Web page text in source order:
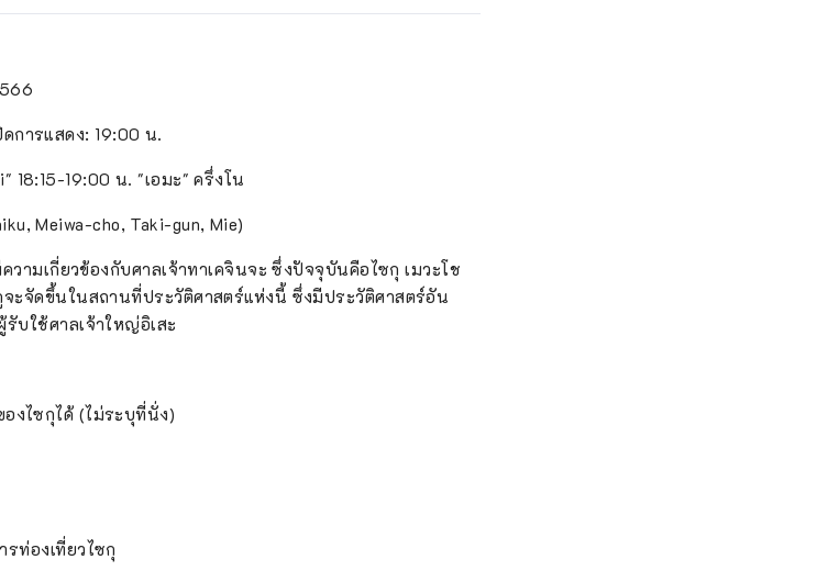
การแสดง: 19:00 น.
18:15-19:00 น. "เอมะ" ครึ่งโน
Meiwa-cho, Taki-gun, Mie)
ามเกี่ยวข้องกับศาลเจ้าทาเคจินจะ ซึ่งปัจจุบันคือไซกุ เมวะโช
ะจัดขึ้นในสถานที่ประวัติศาสตร์แห่งนี้ ซึ่งมีประวัติศาสตร์อัน
บใช้ศาลเจ้าใหญ่อิเสะ
งไซกุได้ (ไม่ระบุที่นั่ง)
ท่องเที่ยวไซกุ